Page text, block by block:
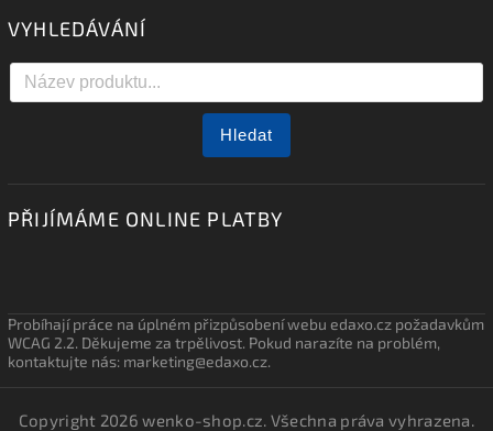
VYHLEDÁVÁNÍ
Hledat
PŘIJÍMÁME ONLINE PLATBY
Probíhají práce na úplném přizpůsobení webu edaxo.cz požadavkům
WCAG 2.2. Děkujeme za trpělivost. Pokud narazíte na problém,
kontaktujte nás: marketing@edaxo.cz.
Copyright 2026wenko-shop.cz. Všechna práva vyhrazena.